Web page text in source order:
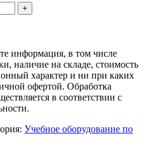
информация, в том числе
наличие на складе, стоимость
характер и ни при каких
офертой. Обработка
в соответствии с
Учебное оборудование по